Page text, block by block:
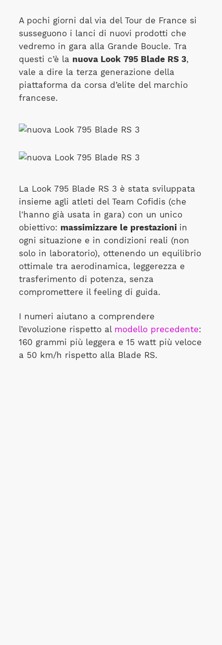
A pochi giorni dal via del Tour de France si
susseguono i lanci di nuovi prodotti che
vedremo in gara alla Grande Boucle. Tra
questi c’è la nuova Look 795 Blade RS 3,
vale a dire la terza generazione della
piattaforma da corsa d’elite del marchio
francese.
La Look 795 Blade RS 3 è stata sviluppata
insieme agli atleti del Team Cofidis (che
l'hanno già usata in gara) con un unico
obiettivo: massimizzare le prestazioni in
ogni situazione e in condizioni reali (non
solo in laboratorio), ottenendo un equilibrio
ottimale tra aerodinamica, leggerezza e
trasferimento di potenza, senza
compromettere il feeling di guida.
I numeri aiutano a comprendere
l’evoluzione rispetto al modello precedente:
160 grammi più leggera e 15 watt più veloce
a 50 km/h rispetto alla Blade RS.